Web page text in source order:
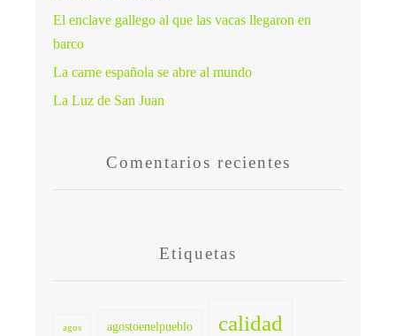
El enclave gallego al que las vacas llegaron en
barco
La carne española se abre al mundo
La Luz de San Juan
Comentarios recientes
Etiquetas
agos agostoenelpueblo calidad